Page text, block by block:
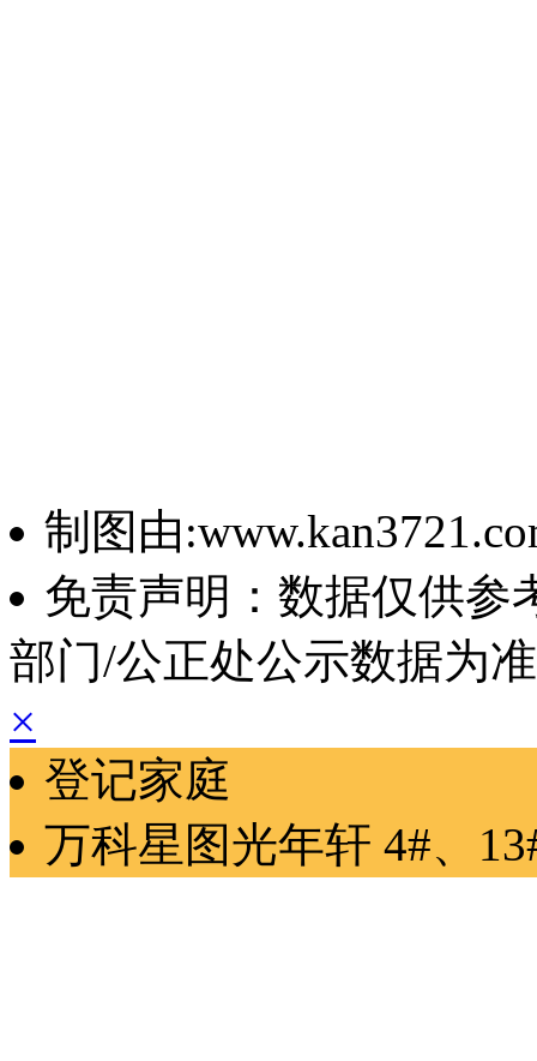
制图由
免责声明：数据仅供参
部门/公正处公示数据为
×
登记家庭
万科星图光年轩 4#、